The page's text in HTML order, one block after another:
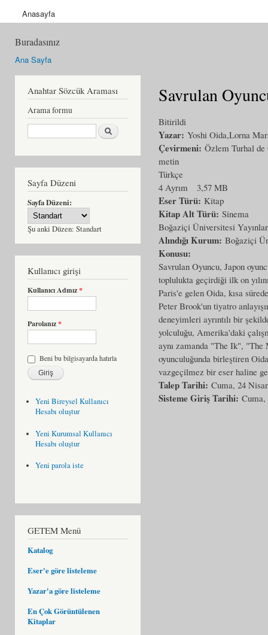
Anasayfa
Buradasınız
Ana Sayfa
Anahtar Sözcük Araması
Arama formu
Ara
Sayfa Düzeni
Sayfa Düzeni:
Şu anki Düzen: Standart
Kullanıcı girişi
Kullanıcı Adınız*
Parolanız*
Beni bu bilgisayarda hatırla
Yeni Bireysel Kullanıcı
Hesabı oluştur
Yeni Kurumsal Kullanıcı
Hesabı oluştur
Yeni parola iste
GETEM Menü
Katalog
Eser'e göre listeleme
Yazar'a göre listeleme
En Çok Görüntülenen
Kitaplar
Savrulan
Bitirildi
Yazar: Yoshi Oida,Lorna
Çevirmeni: Özlem Turhal de
metin
Türkçe
4 Ayrım
3,57 MB
Eser Türü: Kitap
Kitap Alt Türü: Sinema
Boğaziçi Üniversitesi
Alındığı Kurum: Boğaziçi
Konusu:
Savrulan Oyuncu, Japon
toplulukta geçirdiği ilk on
Paris'e gelen Oida, kısa
Peter Brook'un tiyatro
deneyimleri ayrıntılı bir
yolculuğu, Amerika'daki
aynı zamanda "The Ik", "The
oyunculuğunda birleştiren
vazgeçilmez bir eser haline
Talep Tarihi: Cuma, 24
Sisteme Giriş Tarihi: Cuma,